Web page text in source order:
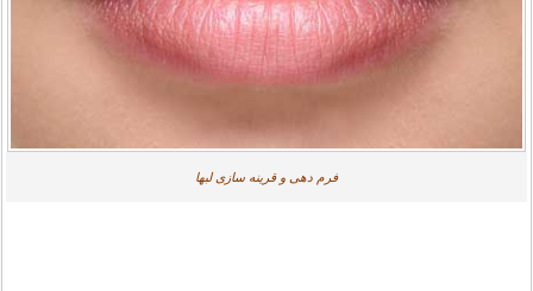
فرم دهی و قرینه سازی لبها